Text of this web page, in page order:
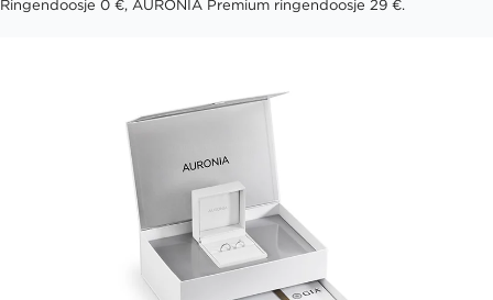
Ringendoosje 0 €, AURONIA Premium ringendoosje 29 €.